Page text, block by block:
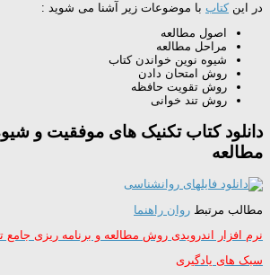
در اینکتاب با موضوعات زیر آشنا می شوید :
اصول مطالعه
مراحل مطالعه
شیوه نوین خواندن کتاب
روش امتحان دادن
روش تقویت حافظه
روش تند خوانی
دانلود کتاب تکنیک های موفقیت و
مطالعه
مطالب مرتبط روان راهنما
نرم افزار اندرویدی روش مطالعه و برنامه ریزی جامع
سبک های یادگیری